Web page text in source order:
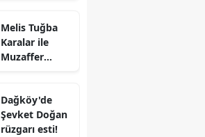
ediyor!
Melis Tuğba
Karalar ile
Muzaffer
Birleştirdi!
Dağköy'de
Şevket Doğan
rüzgarı esti!